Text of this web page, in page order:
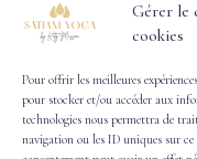
Gérer le
cookies
Pour offrir les meilleures
pour stocker et/ou accéder aux
technologies nous permettra de
navigation ou les ID uniques sur